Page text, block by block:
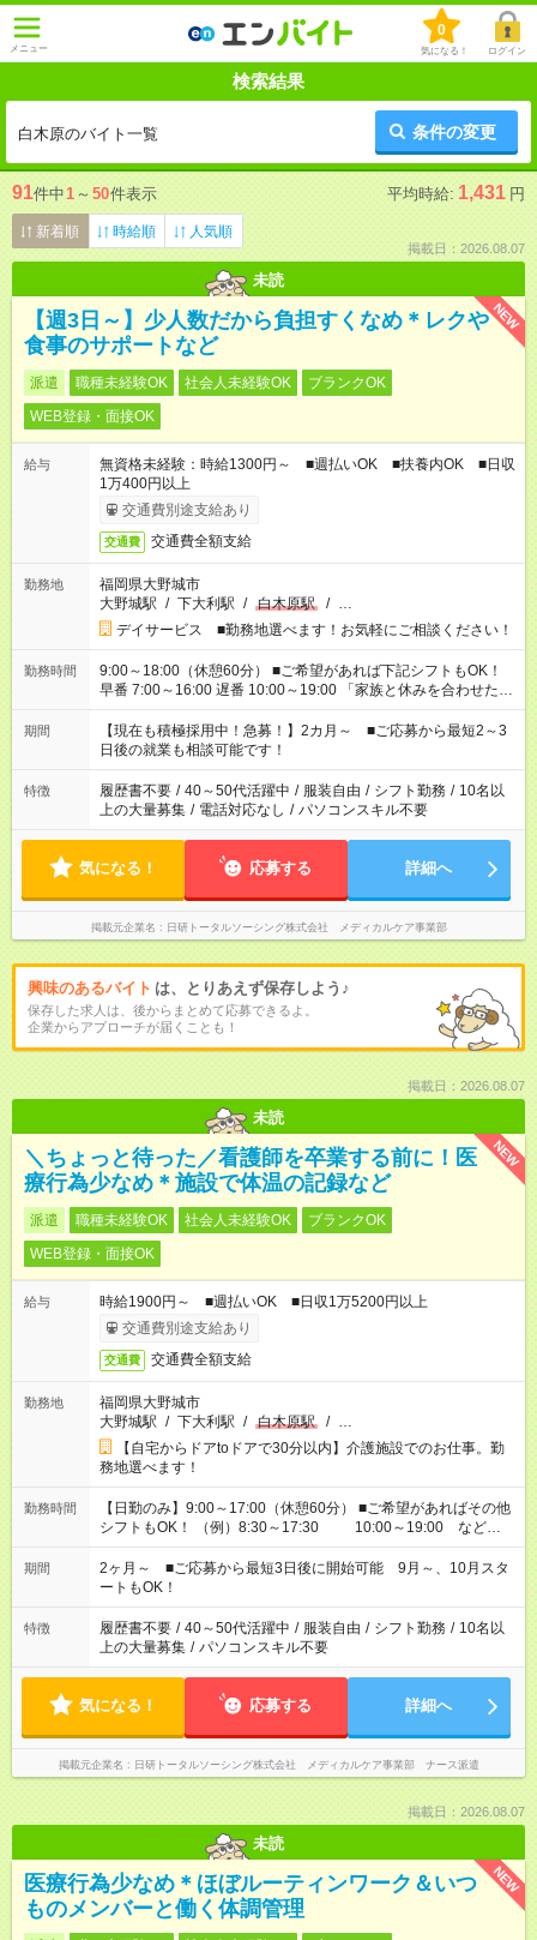
メニュー
0
気になる！ ログイン
検索結果
白木原のバイト一覧 条件の変更
91件中1 ～ 50件表示 平均時給: 1,431 円
新着順 時給順 人気順
掲載日：2026.08.07
未読
NEW
【週3日～】少人数だから負担すくなめ＊レクや
食事のサポートなど
派遣 職種未経験OK 社会人未経験OK
ブランクOK
WEB登録・面接OK
給与
無資格未経験：時給1300円～ ■週払いOK ■扶養内OK ■日収
1万400円以上
交通費別途支給あり
交通費 交通費全額支給
勤務地
福岡県大野城市
大野城駅 / 下大利駅 / 白木原駅 / …
デイサービス ■勤務地選べます！お気軽にご相談ください！
勤務時間
9:00～18:00（休憩60分） ■ご希望があれば下記シフトもOK！
早番 7:00～16:00 遅番 10:00～19:00 「家族と休みを合わせた
い」 「余裕を持って夕飯の準備がしたい」 「できれば残業はし
たくない」 など、ご希望を教えてくださいね。 ※Wワーク希望
の方へ 今ご覧のお仕事で希望する勤務時間と、もう1つのお仕事
の勤務時間。 合計で週40時間を超える場合は応募できません。
期間
【現在も積極採用中！急募！】2カ月～ ■ご応募から最短2～3
日後の就業も相談可能です！
特徴 履歴書不要 / 40～50代活躍中 / 服装自由 / シフト勤務 / 10名以
上の大量募集 / 電話対応なし / パソコンスキル不要
気になる！ 応募する 詳細へ
掲載元企業名 日研トータルソーシング株式会社 メディカルケア事業部
興味のあるバイト は、とりあえず保存しよう♪
保存した求人は、後からまとめて応募できるよ。
企業からアプローチが届くことも！
掲載日：2026.08.07
未読
NEW
＼ちょっと待った／看護師を卒業する前に！医
療行為少なめ＊施設で体温の記録など
派遣 職種未経験OK 社会人未経験OK
ブランクOK
WEB登録・面接OK
給与
時給1900円～ ■週払いOK ■日収1万5200円以上
交通費別途支給あり
交通費 交通費全額支給
勤務地
福岡県大野城市
大野城駅 / 下大利駅 / 白木原駅 / …
【自宅からドアtoドアで30分以内】介護施設でのお仕事。勤
務地選べます！
勤務時間
【日勤のみ】9:00～17:00（休憩60分） ■ご希望があればその他
シフトもOK！ （例）8:30～17:30 10:00～19:00 など
「家族とお休みを合わせたい」 「できれば残業はしたくない」
など、あなたのご希望に沿ったお仕事をご紹介します！ ※Wワ
ーク希望の方へ 今ご覧のお仕事で希望する勤務時間と、もう1つ
のお仕事の勤務時間。 合計で週40時間を超える場合は応募でき
ません
期間
2ヶ月～ ■ご応募から最短3日後に開始可能 9月～、10月スタ
ートもOK！
特徴 履歴書不要 / 40～50代活躍中 / 服装自由 / シフト勤務 / 10名以
上の大量募集 / パソコンスキル不要
気になる！ 応募する 詳細へ
掲載元企業名 日研トータルソーシング株式会社 メディカルケア事業部 ナース派遣
掲載日：2026.08.07
未読
NEW
医療行為少なめ＊ほぼルーティンワーク＆いつ
ものメンバーと働く体調管理